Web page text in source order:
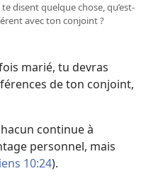
disent quelque chose, qu’est-
avec ton conjoint ?
marié, tu devras
de ton conjoint,
continue à
personnel, mais
10:24).